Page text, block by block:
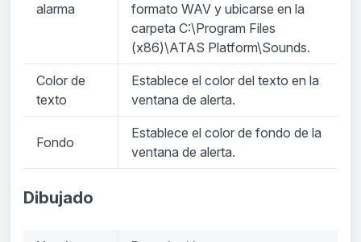
alarma
formato WAV y ubicarse en la
carpeta C:\Program Files
(x86)\ATAS Platform\Sounds.
Color de
texto
Establece el color del texto en la
ventana de alerta.
Fondo
Establece el color de fondo de la
ventana de alerta.
Dibujado